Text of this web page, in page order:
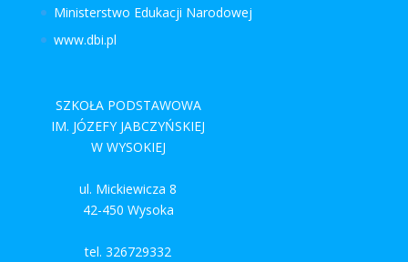
Ministerstwo Edukacji Narodowej
www.dbi.pl
SZKOŁA PODSTAWOWA
IM. JÓZEFY JABCZYŃSKIEJ
W WYSOKIEJ
ul. Mickiewicza 8
42-450 Wysoka
tel. 326729332